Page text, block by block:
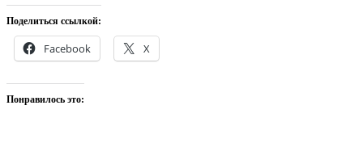
Поделиться ссылкой:
Facebook X
Понравилось это: